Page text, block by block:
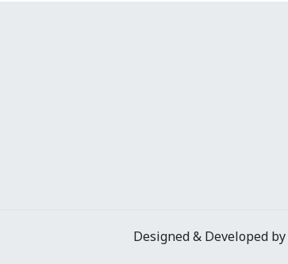
Designed & Developed by